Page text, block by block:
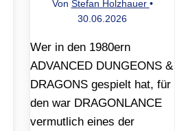
Von Stefan Holzhauer •
30.06.2026
Wer in den 1980ern
ADVANCED DUNGEONS &
DRAGONS gespielt hat, für
den war DRAGONLANCE
vermutlich eines der